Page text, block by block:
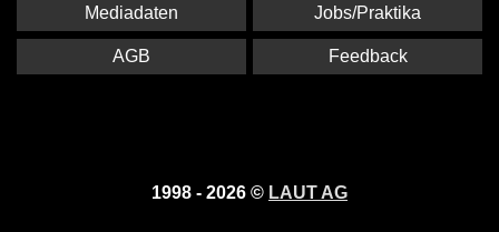
1998 - 2026 © LAUT AG
Mediadaten Jobs/Praktika
AGB Feedback